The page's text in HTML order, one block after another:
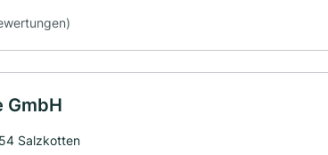
GmbH
Salzkotten